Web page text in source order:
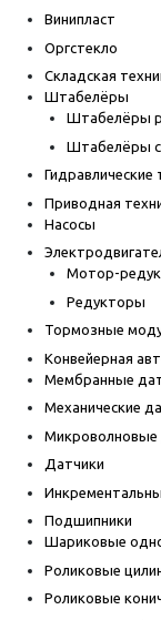
Винипласт
Оргстекло
Складская
Штабелёры
Штабелёры
Штабелёры
Гидравлические
Приводная
Насосы
Мотор-
Редукторы
Тормозные
Конвейерная
Мембранные
Механические
Микроволновые
Датчики
Подшипники
Шариковые
Роликовые
Роликовые